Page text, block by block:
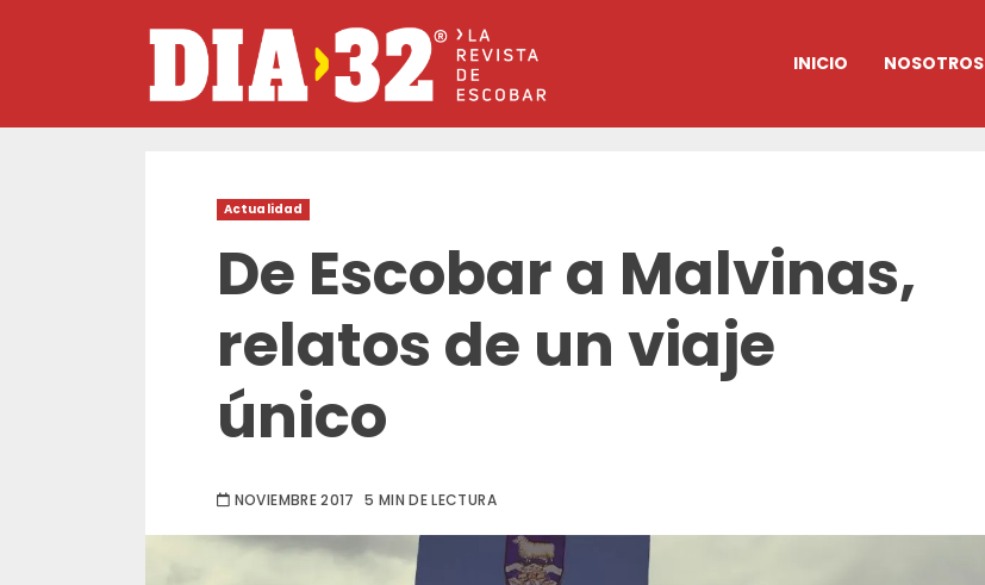
INICIO NOSOTROS
Actualidad
De Escobar a Malvinas,
relatos de un viaje
único
NOVIEMBRE 2017 5 MIN DE LECTURA